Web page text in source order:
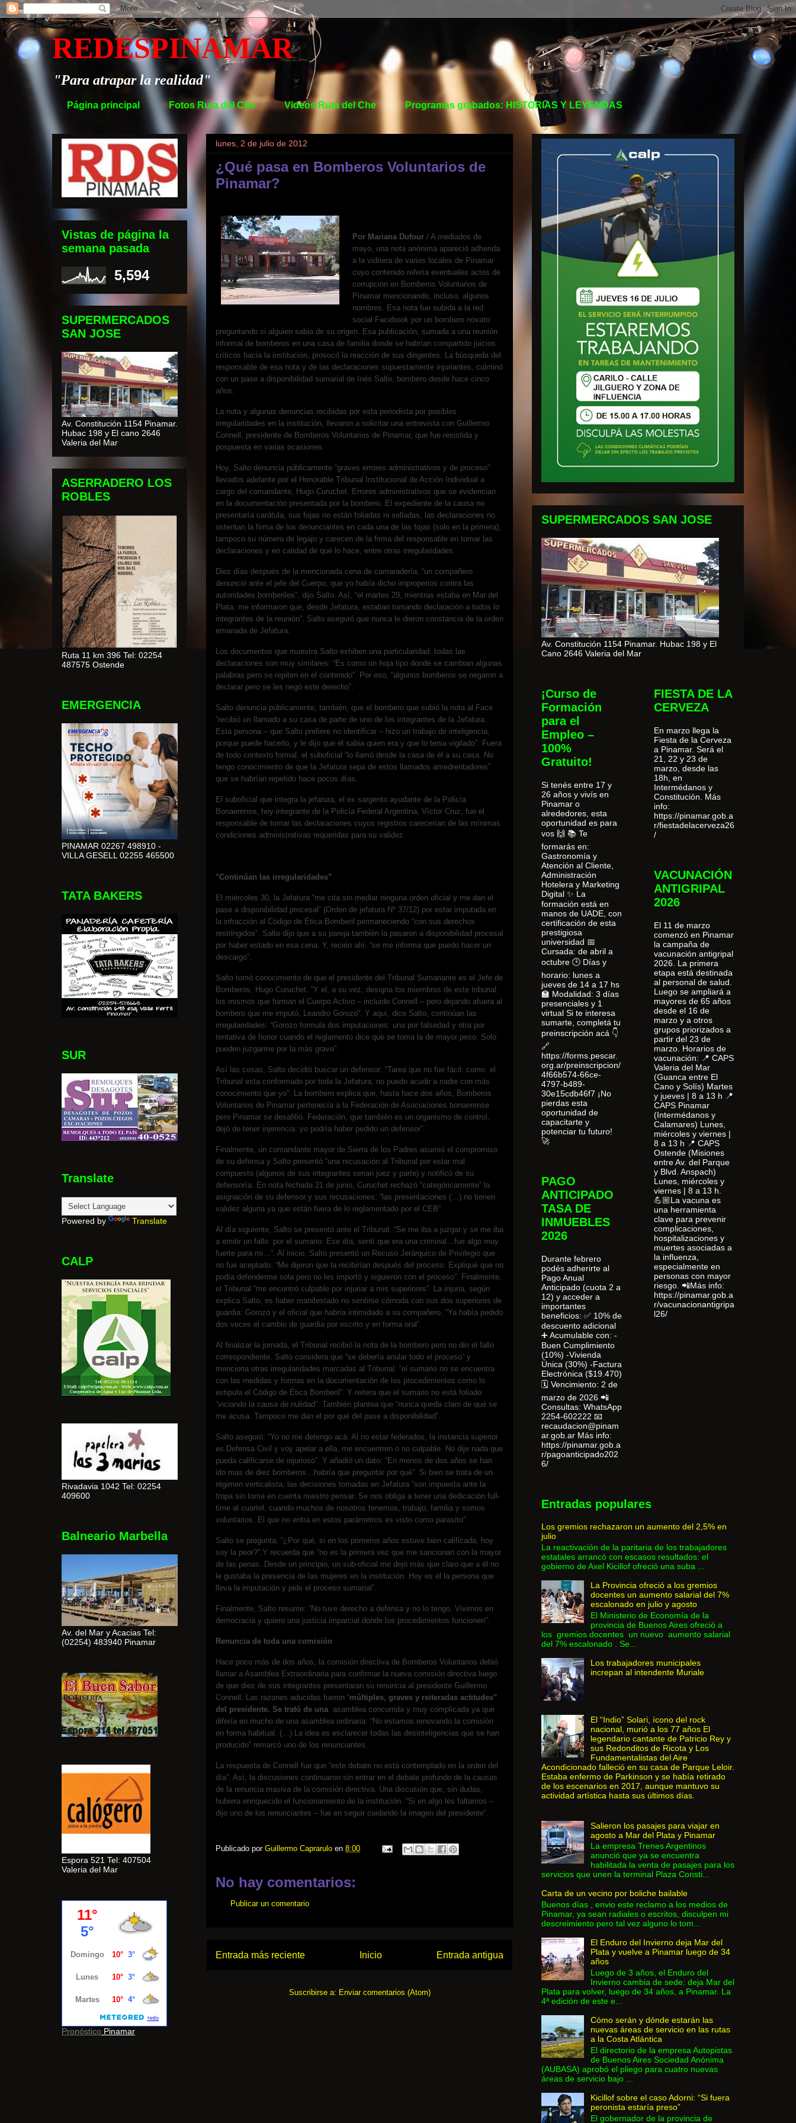
REDESPINAMAR
"Para atrapar la realidad"
Página principal Fotos Ruta del Che Videos Ruta del Che Programas grabados: HISTORIAS Y LEYENDAS
lunes, 2 de julio de 2012
¿Qué pasa en Bomberos Voluntarios de
Pinamar?
Por Mariana Dufour / A mediados de
mayo, una nota anónima apareció adherida
a la vidriera de varios locales de Pinamar
cuyo contenido refería eventuales actos de
corrupción en Bomberos Voluntarios de
Pinamar mencionando, incluso, algunos
nombres. Esa nota fue subida a la red
social Facebook por un bombero novato
preguntando si alguien sabia de su origen. Esa publicación, sumada a una reunión
informal de bomberos en una casa de familia donde se habrían compartido juicios
críticos hacia la institución, provocó la reacción de sus dirigentes. La búsqueda del
responsable de esa nota y de las declaraciones supuestamente injuriantes, culminó
con un pase a disponibilidad sumarial de Inés Salto, bombero desde hace cinco
años.
La nota y algunas denuncias recibidas por esta periodista por posibles
irregularidades en la institución, llevaron a solicitar una entrevista con Guillermo
Connell, presidente de Bomberos Voluntarios de Pinamar, que fue resistida y
pospuesta en varias ocasiones.
Hoy, Salto denuncia públicamente “graves errores administrativos y de proceso”
llevados adelante por el Honorable Tribunal Institucional de Acción Individual a
cargo del comandante, Hugo Curuchet. Errores administrativos que se evidencian
en la documentación presentada por la bombero. El expediente de la causa no
presentaría carátula, sus fojas no están foliadas ni selladas, las declaraciones no
ostentan la firma de los denunciantes en cada una de las fojas (solo en la primera),
tampoco su número de legajo y carecen de la firma del responsable en tomar las
declaraciones y en calidad de qué lo hace, entre otras irregularidades.
Diez días después de la mencionada cena de camaradería, “un compañero
denunció ante el jefe del Cuerpo, que yo había dicho improperios contra las
autoridades bomberiles”, dijo Salto. Así, “el martes 29, mientras estaba en Mar del
Plata, me informaron que, desde Jefatura, estaban tomando declaración a todos lo
integrantes de la reunión”. Salto aseguró que nunca le dieron constancia de la orden
emanada de Jefatura.
Los documentos que muestra Salto exhiben una particularidad: todas las
declaraciones son muy similares: “Es como un hoja tipo donde se cambian algunas
palabras pero se repiten en el contenido”. Por eso, “algunos bomberos se negaron a
declarar pero se les negó este derecho”.
Salto denuncia públicamente, también, que el bombero que subió la nota al Face
“recibió un llamado a su casa de parte de uno de los integrantes de la Jefatura.
Esta persona – que Salto prefiere no identificar – hizo un trabajo de inteligencia,
porque puede hacerlo, y le dijo que él sabia quien era y que lo tenia vigilado”. Fuera
de todo contexto formal, el suboficial “lo llamó desde la casa de él a su casa. No
tengo conocimiento de que la Jefatura sepa de estos llamados amedrentadores”
que se habrían repetido hace pocos días.
El suboficial que integra la jefatura, el ex sargento ayudante de la Policía
Bonaerense, hoy integrante de la Policía Federal Argentina, Víctor Cruz, fue el
responsable de tomar las declaraciones cuyos registros carecerían de las mínimas
condiciones administrativas requeridas para su validez.
"Continúan las irregularidades”
El miércoles 30, la Jefatura “me cita sin mediar ninguna orden oficial y me dan el
pase a disponibilidad procesal” (Orden de jefatura Nº 37/12) por estar imputada en
la infracción al Código de Ética Bomberil permaneciendo “con sus derechos
restringidos”. Salto dijo que a su pareja también la pasaron a disponibilidad procesal
por haber estado en esa cena. Y, recién ahí, “se me informa que puedo hacer un
descargo”.
Salto tomó conocimiento de que el presidente del Tribunal Sumariante es el Jefe de
Bomberos, Hugo Curuchet. “Y el, a su vez, designa los miembros de este tribunal:
los mismos que forman el Cuerpo Activo – incluido Connell – pero dejando afuera al
bombero que me imputó, Leandro Gorozo”. Y aquí, dice Salto, continúan las
irregularidades: “Gorozo formula dos imputaciones: una por falsedad y otra por
tentativa de honor cuando el reglamento dice que se toma la de mayor peso. Solo
pueden juzgarme por la más grave”.
Así las cosas, Salto decidió buscar un defensor: “Tarea que no fue fácil: como el
Tribunal esta conformado por toda la Jefatura, no puedo acudir a nadie con más
conocimiento que yo”. La bombero explica que, hasta hace dos años, Bomberos
Voluntarios de Pinamar pertenecía a la Federación de Asociaciones bonaerense
pero Pinamar se desafilió. Federación, que también es un organismo de control,
dejó de tener injerencia: yo podría haber pedido un defensor”.
Finalmente, un comandante mayor de Sierra de los Padres asumió el compromiso
de su defensa y Salto presentó “una recusación al Tribunal por estar mal
compuesto (algunos de sus integrantes serian juez y parte) y notificó de su
defensoría. En nota fechada 21 de junio, Curuchet rechazó “categóricamente” la
asignación de su defensor y sus recusaciones: “las presentaciones (…) no tienen
validez alguna ya que están fuera de lo reglamentado por el CEB”.
Al día siguiente, Salto se presentó ante el Tribunal: “Se me iba a juzgar y se me iba
a emitir un fallo por el sumario. Ese día, sentí que era una criminal…fue algo muy
fuerte para mi…”. Al inicio, Salto presentó un Recuso Jerárquico de Privilegio que
no fue aceptado: “Me dijeron que la recibirían después del proceso. Expliqué que no
podía defenderme sola pero no les importó y siguieron con el proceso”. Finalmente,
el Tribunal “me encontró culpable por injuriar a mis superiores”. La injuria, según
explica Salto, es haber manifestado no sentirse cómoda con sus dos superiores de
guardia: Gorozo y el oficial que habría intimidado a su compañero. “Ya había pedido
dos veces el cambio de guardia por escrito y en forma oral”.
Al finalizar la jornada, el Tribunal recibió la nota de la bombero pero no dio el fallo
correspondiente. Salto considera que “se debería anular todo el proceso” y
menciona otras irregularidades marcadas al Tribunal: “el sumario no se encuentra
con las medidas y formas en la documentación de los procedimientos como lo
estipula el Código de Ética Bomberil”. Y reitera que el sumario no está foliado
“viciando la causa de nulidad”. También plantea que “nunca queda claro de qué se
me acusa. Tampoco me dan el por qué del pase a disponibilidad”.
Salto aseguró: “Yo no me detengo acá. Al no estar federados, la instancia superior
es Defensa Civil y voy apelar a ella, me encuentren o no culpable. No dije nada que
pueda calificarse de injurioso”. Y añadió un dato: “En menos de dos años se han
ido mas de diez bomberos…habría que preguntar por qué”. Si bien se trata de un
régimen verticalista, las decisiones tomadas en Jefatura “son impuesta ante la
tropa sin toma en cuenta nuestro pensar. Se nos obliga a tener una dedicación full-
time al cuartel, cuando muchos de nosotros tenemos, trabajo, familia y somos
voluntarios. El que no entra en estos parámetros es visto como parasito”.
Salto se pregunta: “¿Por qué, si en los primeros años estuve bien calificada, hoy
soy la peor?”.Y recuerda que “no es la primera vez que me sancionan con la mayor
de las penas. Desde un principio, un sub-oficial me dejó más que claro que a él no
le gustaba la presencia de las mujeres en la institución. Hoy es el la persona que
lleva la imputación y pide el proceso sumarial”.
Finalmente, Salto resume: “No tuve derecho a defensa y no lo tengo. Vivimos en
democracia y quiero una justicia imparcial donde los procedimientos funcionen”.
Renuncia de toda una comisión
Hace poco más de dos años, la comisión directiva de Bomberos Voluntarios debió
llamar a Asamblea Extraordinaria para confirmar la nueva comisión directiva luego
de que diez de sus integrantes presentaran su renuncia al presidente Guillermo
Connell. Las razones aducidas fueron “múltiples, graves y reiteradas actitudes”
del presidente. Se trató de una asamblea concurrida y muy complicada ya que
difería en mucho de una asamblea ordinaria: “No estamos renovando la comisión
en forma habitual. (…) La idea es esclarecer todas las desinteligencias que se han
producido” remarcó uno de los renunciantes.
La respuesta de Connell fue que “este debate no está contemplado en la orden del
día”. Así, la discusiones continuaron sin entrar en el debate profundo de la causas
de la renuncia masiva de la comisión directiva. Una discusión que, sin dudas,
hubiera enriquecido el funcionamiento de la institución. “Si en algo les faltamos –
dijo uno de los renunciantes – fue en seguir cuidando la imagen del presidente”.
Publicado por Guillermo Caprarulo en 8:00
No hay comentarios:
Publicar un comentario
Entrada más reciente Entrada antigua
Inicio
Suscribirse a: Enviar comentarios (Atom)
Vistas de página la
semana pasada
5,594
SUPERMERCADOS
SAN JOSE
Av. Constitución 1154 Pinamar.
Hubac 198 y El cano 2646
Valeria del Mar
ASERRADERO LOS
ROBLES
Ruta 11 km 396 Tel: 02254
487575 Ostende
EMERGENCIA
PINAMAR 02267 498910 -
VILLA GESELL 02255 465500
TATA BAKERS
SUR
Translate
Powered by Translate
CALP
Rivadavia 1042 Tel: 02254
409600
Balneario Marbella
Av. del Mar y Acacias Tel:
(02254) 483940 Pinamar
Espora 521 Tel: 407504
Valeria del Mar
Pronóstico Pinamar
SUPERMERCADOS SAN JOSE
Av. Constitución 1154 Pinamar. Hubac 198 y El
Cano 2646 Valeria del Mar
¡Curso de
Formación
para el
Empleo –
100%
Gratuito!
Si tenés entre 17 y
26 años y vivís en
Pinamar o
alrededores, esta
oportunidad es para
vos 🙌 📚 Te
formarás en:
Gastronomía y
Atención al Cliente,
Administración
Hotelera y Marketing
Digital ✨ La
formación está en
manos de UADE, con
certificación de esta
prestigiosa
universidad 📅
Cursada: de abril a
octubre 🕒 Días y
horario: lunes a
jueves de 14 a 17 hs
🏫 Modalidad: 3 días
presenciales y 1
virtual Si te interesa
sumarte, completá tu
preinscripción acá 👇
🔗
https://forms.pescar.
org.ar/preinscripcion/
4f66b574-66ce-
4797-b489-
30e15cdb46f7 ¡No
pierdas esta
oportunidad de
capacitarte y
potenciar tu futuro!
🚀
PAGO
ANTICIPADO
TASA DE
INMUEBLES
2026
Durante febrero
podés adherirte al
Pago Anual
Anticipado (cuota 2 a
12) y acceder a
importantes
beneficios: ✅ 10% de
descuento adicional
➕ Acumulable con: -
Buen Cumplimiento
(10%) -Vivienda
Única (30%) -Factura
Electrónica ($19.470)
🗓 Vencimiento: 2 de
marzo de 2026 📲
Consultas: WhatsApp
2254-602222 📧
recaudacion@pinam
ar.gob.ar Más info:
https://pinamar.gob.a
r/pagoanticipado202
6/
FIESTA DE LA
CERVEZA
En marzo llega la
Fiesta de la Cerveza
a Pinamar. Será el
21, 22 y 23 de
marzo, desde las
18h, en
Intermédanos y
Constitución. Más
info:
https://pinamar.gob.a
r/fiestadelacerveza26
/
VACUNACIÓN
ANTIGRIPAL
2026
El 11 de marzo
comenzó en Pinamar
la campaña de
vacunación antigripal
2026. La primera
etapa está destinada
al personal de salud.
Luego se ampliará a
mayores de 65 años
desde el 16 de
marzo y a otros
grupos priorizados a
partir del 23 de
marzo. Horarios de
vacunación: 📍 CAPS
Valeria del Mar
(Guanca entre El
Cano y Solís) Martes
y jueves | 8 a 13 h 📍
CAPS Pinamar
(Intermédanos y
Calamares) Lunes,
miércoles y viernes |
8 a 13 h 📍 CAPS
Ostende (Misiones
entre Av. del Parque
y Blvd. Anspach)
Lunes, miércoles y
viernes | 8 a 13 h.
💪🏼La vacuna es
una herramienta
clave para prevenir
complicaciones,
hospitalizaciones y
muertes asociadas a
la influenza,
especialmente en
personas con mayor
riesgo. 📲Más info:
https://pinamar.gob.a
r/vacunacionantigripa
l26/
Entradas populares
Los gremios rechazaron un aumento del 2,5% en
julio
La reactivación de la paritaria de los trabajadores
estatales arrancó con escasos resultados: el
gobierno de Axel Kicillof ofreció una suba ...
La Provincia ofreció a los gremios
docentes un aumento salarial del 7%
escalonado en julio y agosto
El Ministerio de Economía de la
provincia de Buenos Aires ofreció a
los gremios docentes un nuevo aumento salarial
del 7% escalonado . Se...
Los trabajadores municipales
increpan al intendente Muriale
El “Indio” Solari, ícono del rock
nacional, murió a los 77 años El
legendario cantante de Patricio Rey y
sus Redonditos de Ricota y Los
Fundamentalistas del Aire
Acondicionado falleció en su casa de Parque Leloir.
Estaba enfermo de Parkinson y se había retirado
de los escenarios en 2017, aunque mantuvo su
actividad artística hasta sus últimos días.
Salieron los pasajes para viajar en
agosto a Mar del Plata y Pinamar
La empresa Trenes Argentinos
anunció que ya se encuentra
habilitada la venta de pasajes para los
servicios que unen la terminal Plaza Consti...
Carta de un vecino por boliche bailable
Buenos días , envio este reclamo a los medios de
Pinamar, ya sean radiales o escritos, disculpen mi
descreimiento pero tal vez alguno lo tom...
El Enduro del Invierno deja Mar del
Plata y vuelve a Pinamar luego de 34
años
Luego de 3 años, el Enduro del
Invierno cambia de sede: deja Mar del
Plata para volver, luego de 34 años, a Pinamar. La
4ª edición de este e...
Cómo serán y dónde estarán las
nuevas áreas de servicio en las rutas
a la Costa Atlántica
El directorio de la empresa Autopistas
de Buenos Aires Sociedad Anónima
(AUBASA) aprobó el pliego para cuatro nuevas
áreas de servicio bajo ...
Kicillof sobre el caso Adorni: “Si fuera
peronista estaría preso”
El gobernador de la provincia de